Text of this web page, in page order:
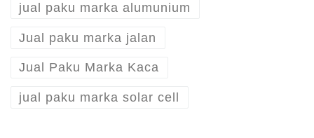
jual paku marka alumunium
Jual paku marka jalan
Jual Paku Marka Kaca
jual paku marka solar cell